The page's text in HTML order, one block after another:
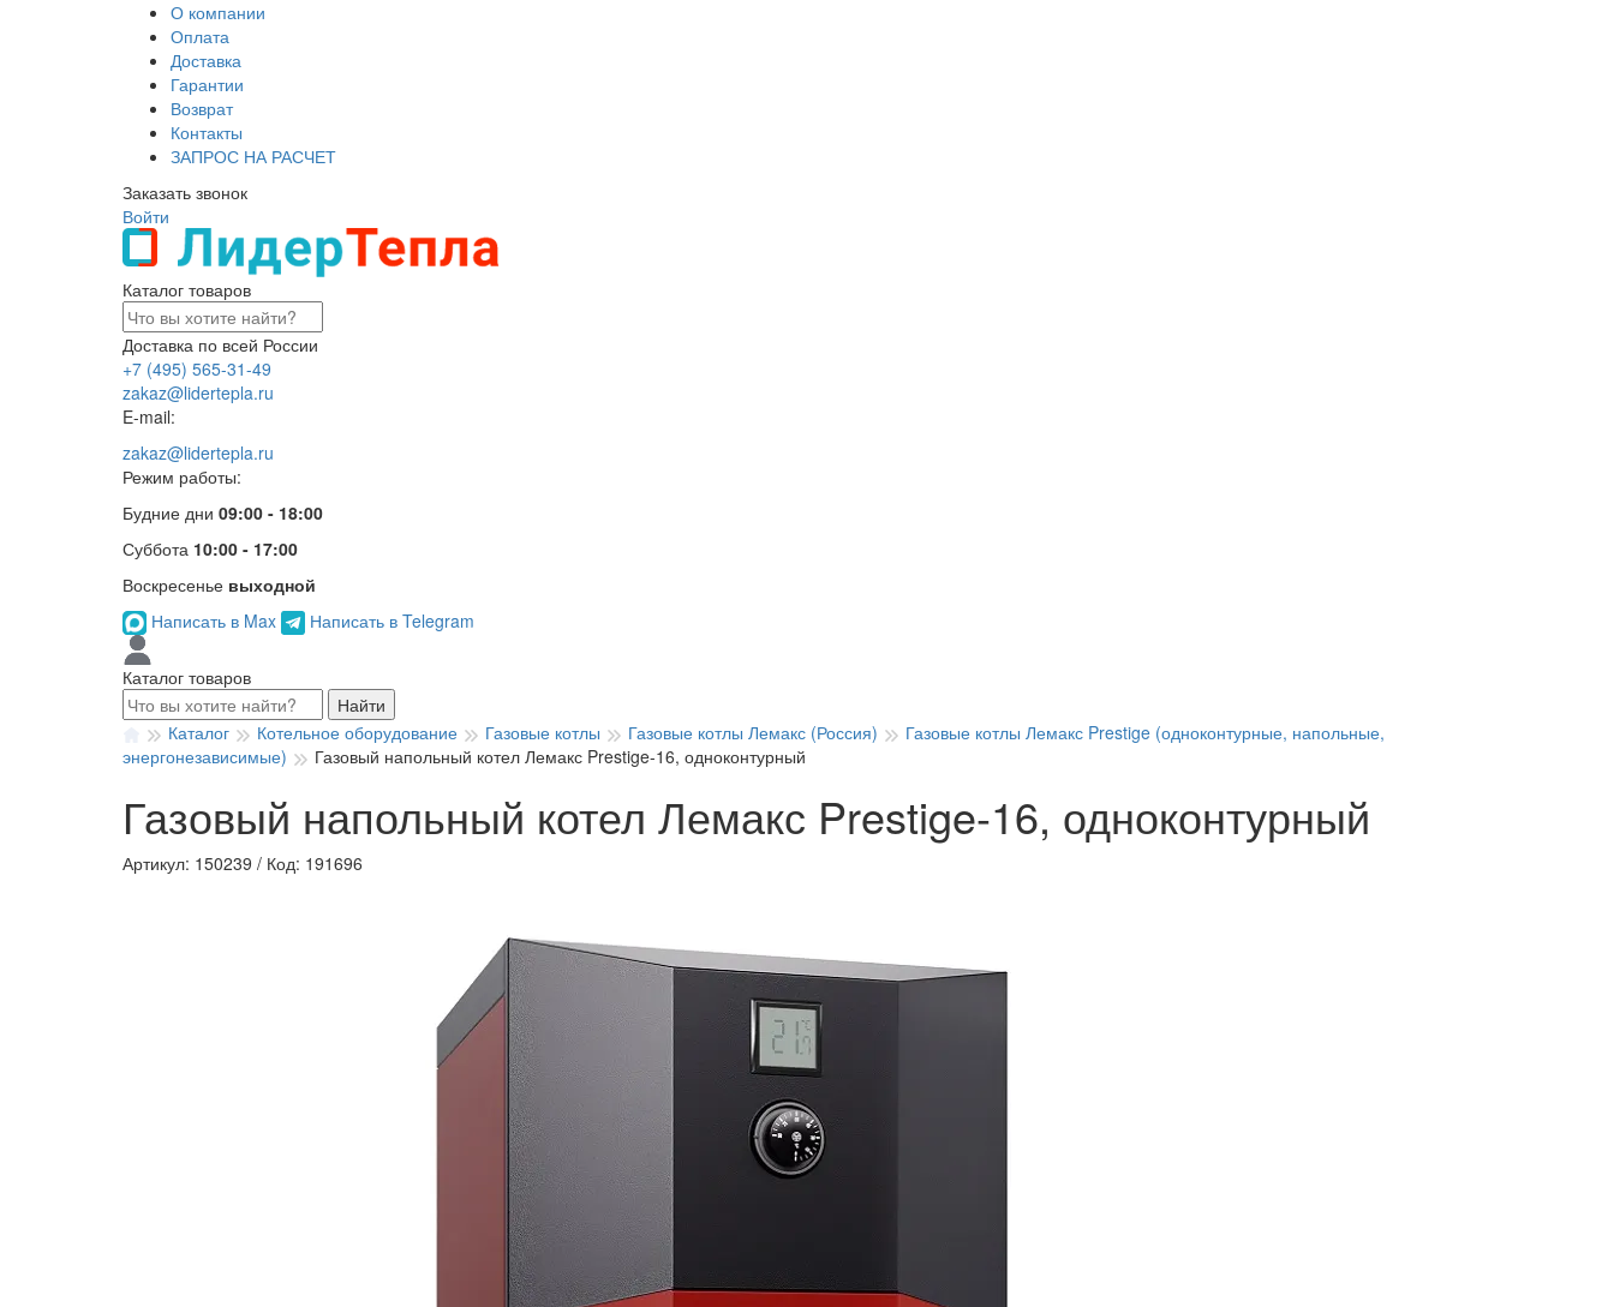
О компании
Оплата
Доставка
Гарантии
Возврат
Контакты
ЗАПРОС НА РАСЧЕТ
Заказать звонок
Войти
Каталог товаров
Доставка по всей России
+7 (495) 565-31-49
zakaz@lidertepla.ru
E-mail:
zakaz@lidertepla.ru
Режим работы:
Будние дни 09:00 - 18:00
Суббота 10:00 - 17:00
Воскресенье выходной
Написать в Max
Написать в Telegram
Каталог товаров
Найти
Каталог
Котельное оборудование Газовые котлы Газовые котлы Лемакс (Россия)
Газовые котлы Лемакс Prestige (одноконтурные, напольные,
энергонезависимые)
Газовый напольный котел Лемакс Prestige-16, одноконтурный
Газовый напольный котел Лемакс Prestige-16, одноконтурный
Артикул: 150239 / Код: 191696